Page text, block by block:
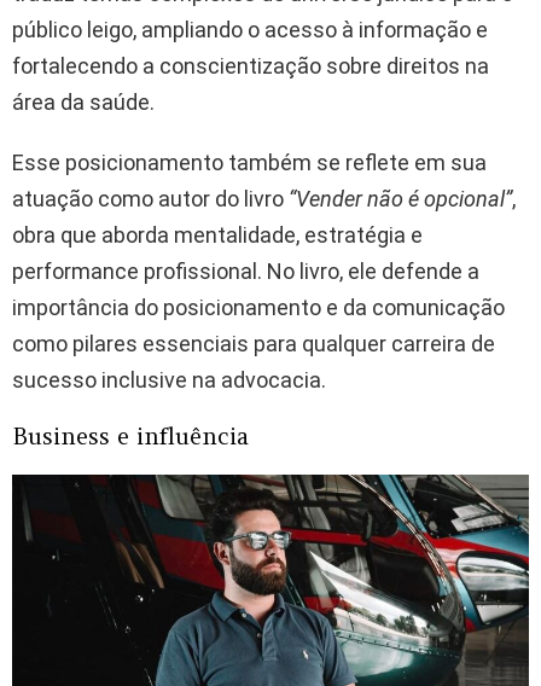
público leigo, ampliando o acesso à informação e
fortalecendo a conscientização sobre direitos na
área da saúde.
Esse posicionamento também se reflete em sua
atuação como autor do livro “Vender não é opcional”,
obra que aborda mentalidade, estratégia e
performance profissional. No livro, ele defende a
importância do posicionamento e da comunicação
como pilares essenciais para qualquer carreira de
sucesso inclusive na advocacia.
Business e influência